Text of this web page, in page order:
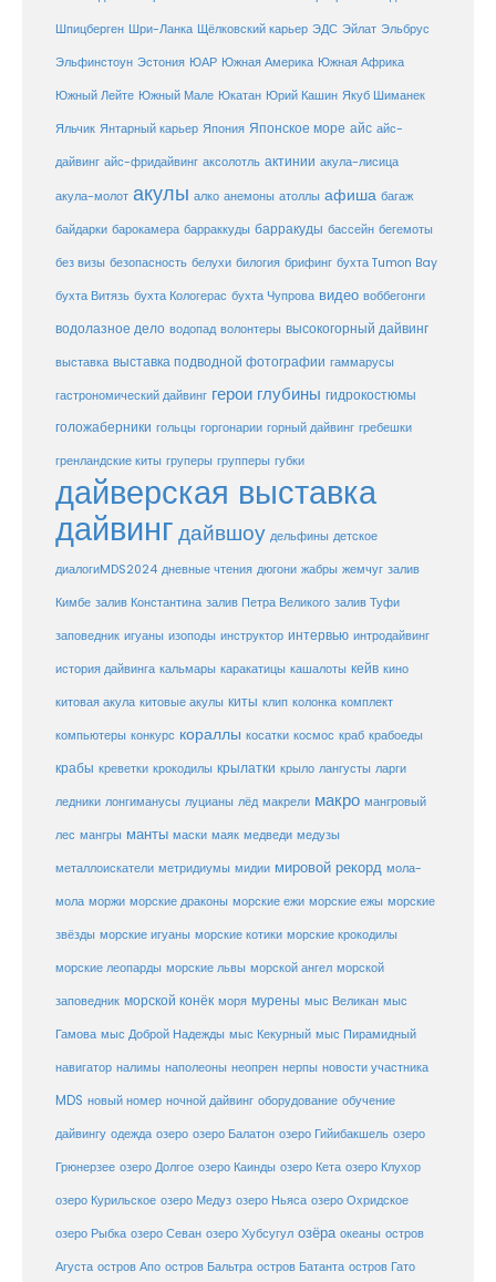
Шпицберген Шри-Ланка Щёлковский карьер ЭДС Эйлат Эльбрус
Эльфинстоун Эстония ЮАР Южная Америка Южная Африка
Южный Лейте Южный Мале Юкатан Юрий Кашин Якуб Шиманек
Яльчик Янтарный карьер Япония Японское море айс айс-
дайвинг айс-фридайвинг аксолотль актинии акула-лисица
акула-молот акулы алко анемоны атоллы афиша багаж
байдарки барокамера барраккуды барракуды бассейн бегемоты
без визы безопасность белухи билогия брифинг бухта Tumon Bay
бухта Витязь бухта Кологерас бухта Чупрова видео воббегонги
водолазное дело водопад волонтеры высокогорный дайвинг
выставка выставка подводной фотографии гаммарусы
гастрономический дайвинг герои глубины гидрокостюмы
голожаберники гольцы горгонарии горный дайвинг гребешки
гренландские киты груперы групперы губки
дайверская выставка
дайвингдайвшоу дельфины детское
диалогиMDS2024 дневные чтения дюгони жабры жемчуг залив
Кимбе залив Константина залив Петра Великого залив Туфи
заповедник игуаны изоподы инструктор интервью интродайвинг
история дайвинга кальмары каракатицы кашалоты кейв кино
китовая акула китовые акулы киты клип колонка комплект
компьютеры конкурс кораллы косатки космос краб крабоеды
крабы креветки крокодилы крылатки крыло лангусты ларги
ледники лонгиманусы луцианы лёд макрели макро мангровый
лес мангры манты маски маяк медведи медузы
металлоискатели метридиумы мидии мировой рекорд мола-
мола моржи морские драконы морские ежи морские ежы морские
звёзды морские игуаны морские котики морские крокодилы
морские леопарды морские львы морской ангел морской
заповедник морской конёк моря мурены мыс Великан мыс
Гамова мыс Доброй Надежды мыс Кекурный мыс Пирамидный
навигатор налимы наполеоны неопрен нерпы новости участника
MDS новый номер ночной дайвинг оборудование обучение
дайвингу одежда озеро озеро Балатон озеро Гийибакшель озеро
Грюнерзее озеро Долгое озеро Каинды озеро Кета озеро Клухор
озеро Курильское озеро Медуз озеро Ньяса озеро Охридское
озеро Рыбка озеро Севан озеро Хубсугул озёра океаны остров
Агуста остров Апо остров Бальтра остров Батанта остров Гато